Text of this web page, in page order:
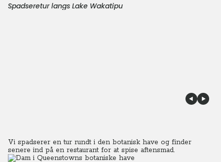
Spadseretur langs Lake Wakatipu
Vi spadserer en tur rundt i den botanisk have og finder
senere ind på en restaurant for at spise aftensmad.